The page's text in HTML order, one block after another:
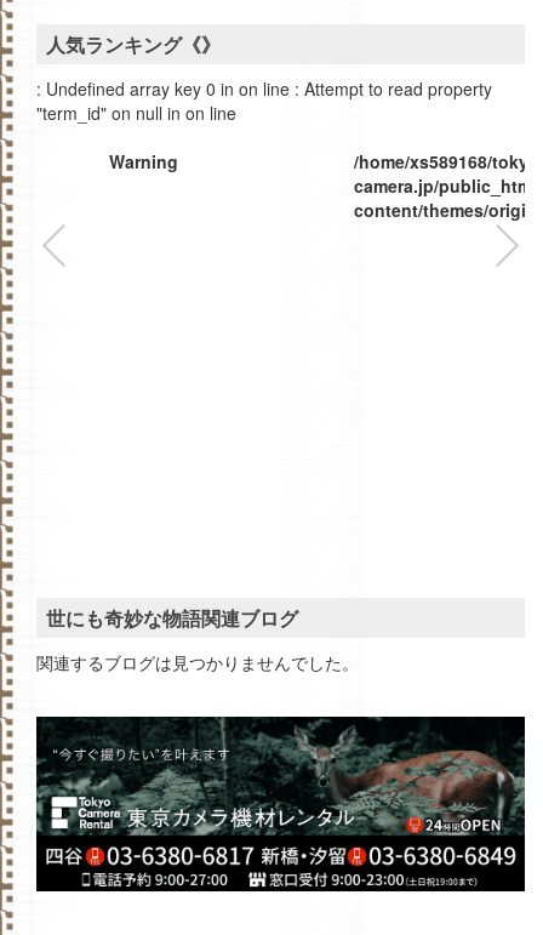
人気ランキング《》
: Undefined array key 0 in on line : Attempt to read property
"term_id" on null in on line
Warning
/home/xs589168/
camera.jp/
content/themes/
世にも奇妙な物語関連ブログ
関連するブログは見つかりませんでした。